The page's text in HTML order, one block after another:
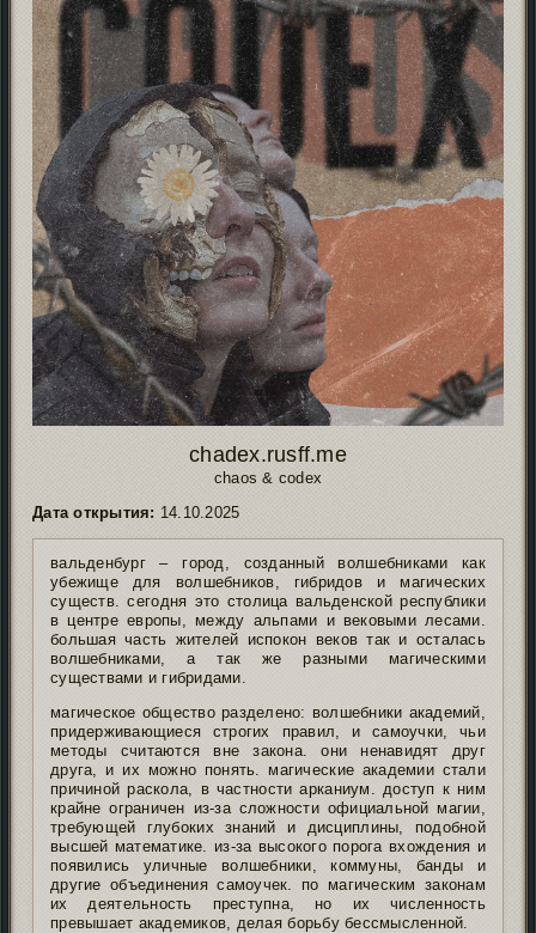
chadex.rusff.me
chaos & codex
Дата открытия: 14.10.2025
вальденбург – город, созданный волшебниками как
убежище для волшебников, гибридов и магических
существ. сегодня это столица вальденской республики
в центре европы, между альпами и вековыми лесами.
большая часть жителей испокон веков так и осталась
волшебниками, а так же разными магическими
существами и гибридами.
магическое общество разделено: волшебники академий,
придерживающиеся строгих правил, и самоучки, чьи
методы считаются вне закона. они ненавидят друг
друга, и их можно понять. магические академии стали
причиной раскола, в частности арканиум. доступ к ним
крайне ограничен из-за сложности официальной магии,
требующей глубоких знаний и дисциплины, подобной
высшей математике. из-за высокого порога вхождения и
появились уличные волшебники, коммуны, банды и
другие объединения самоучек. по магическим законам
их деятельность преступна, но их численность
превышает академиков, делая борьбу бессмысленной.